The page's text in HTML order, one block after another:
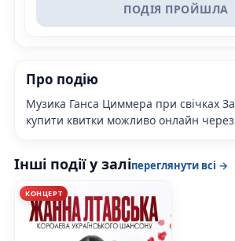
ПОДІЯ ПРОЙШЛА
Про подію
Музика Ганса Циммера при свічках
купити квитки можливо онлайн через
Інші події у заліпереглянути всі →
КОНЦЕРТ